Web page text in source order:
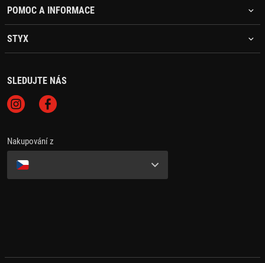
POMOC A INFORMACE
STYX
SLEDUJTE NÁS
Nakupování z